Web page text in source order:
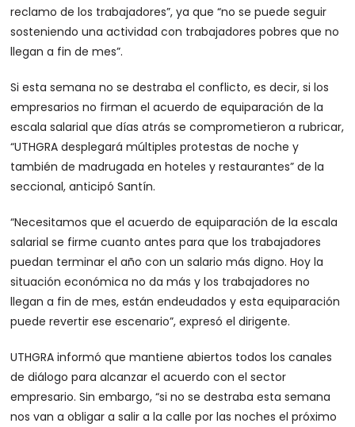
reclamo de los trabajadores”, ya que “no se puede seguir
sosteniendo una actividad con trabajadores pobres que no
llegan a fin de mes”.
Si esta semana no se destraba el conflicto, es decir, si los
empresarios no firman el acuerdo de equiparación de la
escala salarial que días atrás se comprometieron a rubricar,
“UTHGRA desplegará múltiples protestas de noche y
también de madrugada en hoteles y restaurantes” de la
seccional, anticipó Santín.
“Necesitamos que el acuerdo de equiparación de la escala
salarial se firme cuanto antes para que los trabajadores
puedan terminar el año con un salario más digno. Hoy la
situación económica no da más y los trabajadores no
llegan a fin de mes, están endeudados y esta equiparación
puede revertir ese escenario”, expresó el dirigente.
UTHGRA informó que mantiene abiertos todos los canales
de diálogo para alcanzar el acuerdo con el sector
empresario. Sin embargo, “si no se destraba esta semana
nos van a obligar a salir a la calle por las noches el próximo